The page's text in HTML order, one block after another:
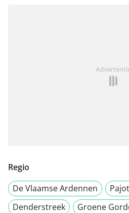
Regio
De Vlaamse Ardennen
Denderstreek
Groene